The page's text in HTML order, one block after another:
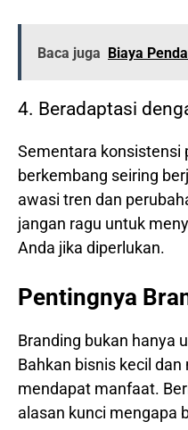
Baca juga Biaya
4. Beradaptasi
Sementara konsistensi
berkembang seiring
awasi tren dan
jangan ragu untuk
Anda jika diperlukan.
Pentingnya
Branding bukan hanya
Bahkan bisnis kecil
mendapat manfaat.
alasan kunci mengapa